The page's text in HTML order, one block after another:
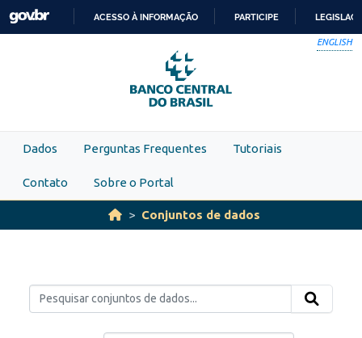
Skip to main content
PARA
O
CONTEÚDO
ACESSO À INFORMAÇÃO PARTICIPE
ENGLISH
Dados Perguntas Frequentes Tutoriais
Contato Sobre o Portal
Conjuntos de dados